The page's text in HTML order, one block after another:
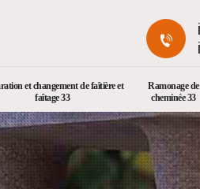
et changement de faîtière et
faîtage 33
Ramonage de
cheminée 33